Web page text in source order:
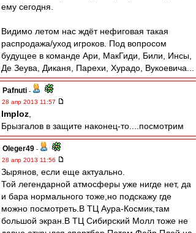
ему сегодня.
Видимо летом нас ждёт нефиговая такая
распродажа/уход игроков. Под вопросом
будущее в команде Ари, МакГиди, Били, Инсы,
Де Зеува, Диканя, Парехи, Хурадо, Вукоевича...
Pafnuti -
28 апр 2013 11:57
Imploz
Брызгалов в защите наконец-то....посмотрим
Oleger49 -
28 апр 2013 11:56
Зырянов, если еще актуально.
Той легендарной атмосферы уже нигде нет, да
и бара нормального тоже,но подскажу где
можно посмотреть.В ТЦ Аура-Космик,там
большой экран.В ТЦ Сибирский Молл тоже не